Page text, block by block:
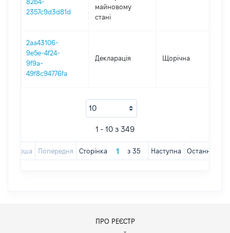
82b4-
2357c9d3d81d
майновому
стані
2aa43106-
9e5e-4f24-
9f9a-
49f8c94776fa
Декларація Щорічна
1 - 10 з 349
Перша Попередня Сторінка з 35 Наступна Остання
ПРО РЕЄСТР